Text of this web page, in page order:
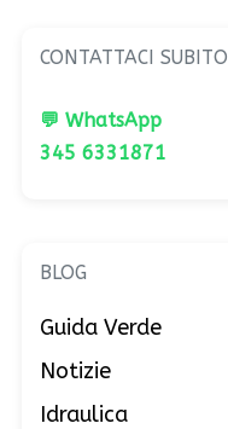
CONTATTACI SUBITO
💬 WhatsApp
345 6331871
BLOG
Guida Verde
Notizie
Idraulica